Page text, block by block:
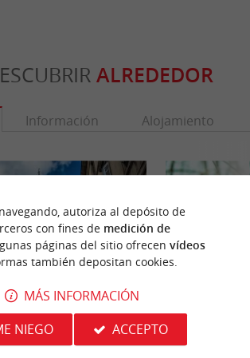
ALREDEDOR
Información Alojamiento
Marais des
autoriza al depósito de
con fines de medición de
páginas del sitio ofrecen vídeos
también depositan cookies.
MÁS INFORMACIÓN
NIEGO
ACCEPTO